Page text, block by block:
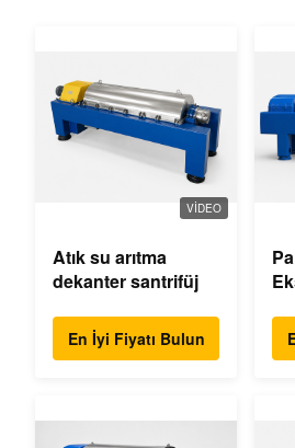
VIDEO
Atık su arıtma
dekanter santrifüj
En İyi Fiyatı Bulun